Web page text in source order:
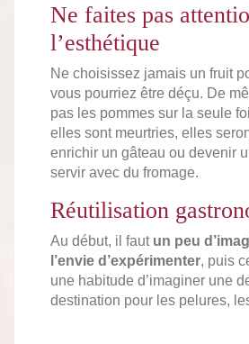
Ne faites pas
l’esthétique
Ne choisissez jamais un fruit
vous pourriez être déçu. De
pas les pommes sur la seule
elles sont meurtries, elles
enrichir un gâteau ou devenir
servir avec du fromage.
Réutilisation
Au début, il faut un peu
l’envie d’expérimenter, puis
une habitude d’imaginer une
destination pour les pelures,